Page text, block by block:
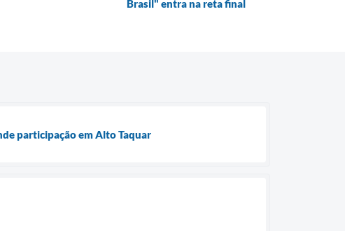
Brasil" entra na reta final
participação em Alto Taquar